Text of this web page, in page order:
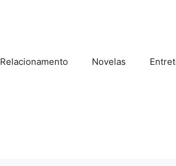
Relacionamento Novelas